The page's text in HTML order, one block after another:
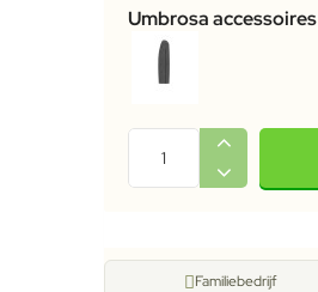
Umbrosa accessoires
Familiebedrijf